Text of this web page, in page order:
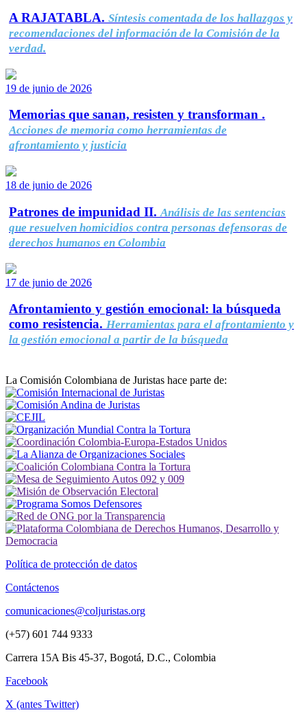
A RAJATABLA. Síntesis comentada de los hallazgos y
recomendaciones del información de la Comisión de la
verdad.
19 de junio de 2026
Memorias que sanan, resisten y transforman .
Acciones de memoria como herramientas de
afrontamiento y justicia
18 de junio de 2026
Patrones de impunidad II. Análisis de las sentencias
que resuelven homicidios contra personas defensoras de
derechos humanos en Colombia
17 de junio de 2026
Afrontamiento y gestión emocional: la búsqueda
como resistencia. Herramientas para el afrontamiento y
la gestión emocional a partir de la búsqueda
La Comisión Colombiana de Juristas hace parte de:
Política de protección de datos
Contáctenos
comunicaciones@coljuristas.org
(+57) 601 744 9333
Carrera 15A Bis 45-37, Bogotá, D.C., Colombia
Facebook
X (antes Twitter)